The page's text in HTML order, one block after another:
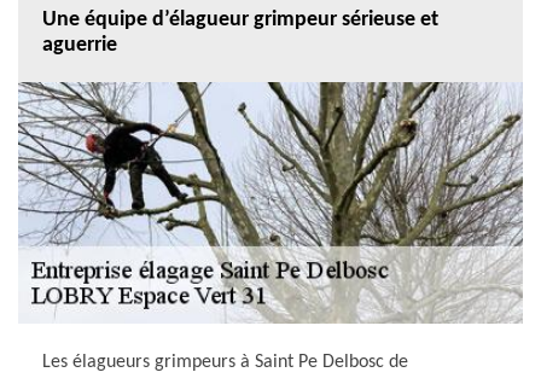
Une équipe d’élagueur grimpeur sérieuse et
aguerrie
Les élagueurs grimpeurs à Saint Pe Delbosc de